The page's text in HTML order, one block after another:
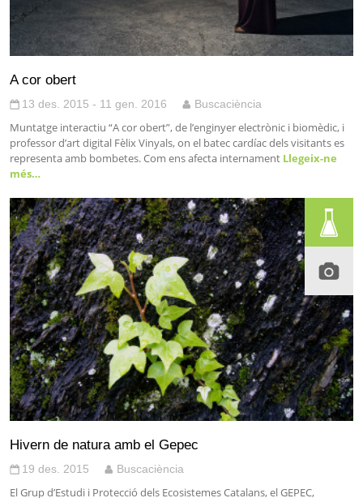
A cor obert
13 des. 2015 - 11 gen. 2016 Buscaciència
Muntatge interactiu “A cor obert”, de l’enginyer electrònic i biomèdic, i
professor d’art digital Fèlix Vinyals, on el batec cardíac dels visitants es
representa amb bombetes. Com ens afecta internament Llegeix-ne
més…
Hivern de natura amb el Gepec
19 des. 2015 Buscaciència
El Grup d’Estudi i Protecció dels Ecosistemes Catalans, el GEPEC,